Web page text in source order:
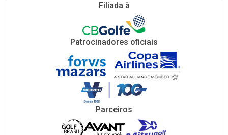
Filiada à
Patrocinadores oficiais
Parceiros